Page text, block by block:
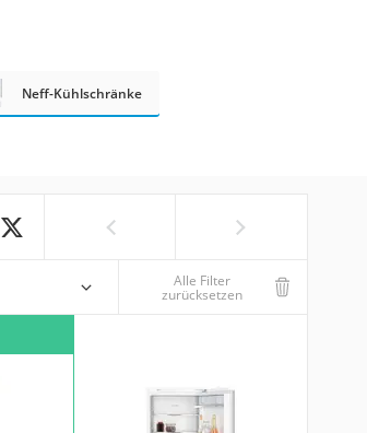
Neff-Kühlschränke
Alle Filter
zurücksetzen